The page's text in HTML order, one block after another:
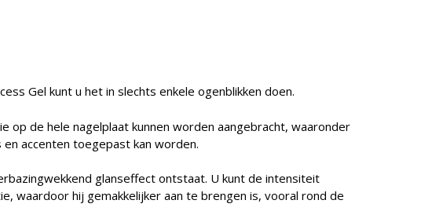
Gel kunt u het in slechts enkele ogenblikken doen.
de hele nagelplaat kunnen worden aangebracht, waaronder
accenten toegepast kan worden.
glanseffect ontstaat. U kunt de intensiteit
waardoor hij gemakkelijker aan te brengen is, vooral rond de